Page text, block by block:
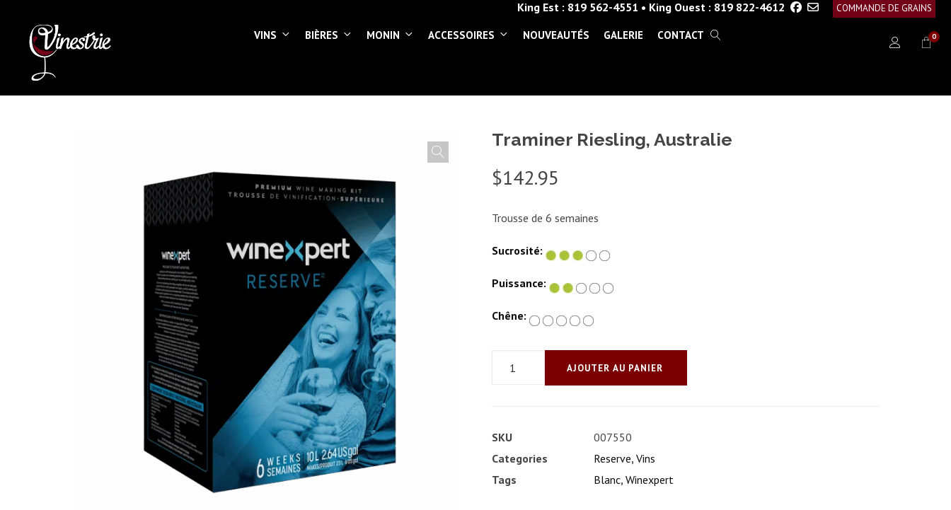
King Est : 819 562-4551 • King Ouest : 819 822-4612 COMMANDE DE GRAINS
VINS BIÈRES MONIN ACCESSOIRES NOUVEAUTÉS GALERIE CONTACT 0
Traminer Riesling, Australie
$142.95
Trousse de 6 semaines
Sucrosité:
Puissance:
Chêne:
quantité
Australie
AJOUTER AU PANIER
SKU
007550
Categories
Reserve, Vins
Tags
Blanc, Winexpert